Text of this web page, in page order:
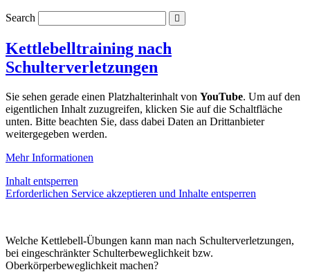
Search
Kettlebelltraining nach
Schulterverletzungen
Sie sehen gerade einen Platzhalterinhalt von YouTube. Um auf den
eigentlichen Inhalt zuzugreifen, klicken Sie auf die Schaltfläche
unten. Bitte beachten Sie, dass dabei Daten an Drittanbieter
weitergegeben werden.
Mehr Informationen
Inhalt entsperren
Erforderlichen Service akzeptieren und Inhalte entsperren
Welche Kettlebell-Übungen kann man nach Schulterverletzungen,
bei eingeschränkter Schulterbeweglichkeit bzw.
Oberkörperbeweglichkeit machen?